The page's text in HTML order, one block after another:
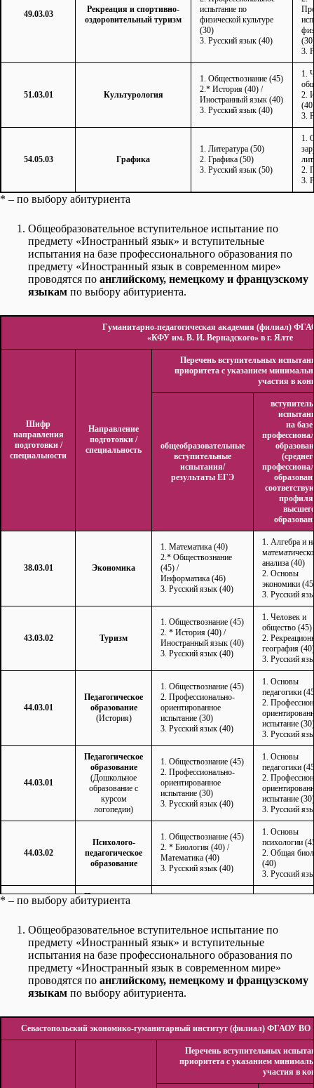
49.03.03
Рекреация и спортивно-
оздоровительный туризм
испытание по
физической культуре
(30)
3. Русский язык (40)
3.
51.03.01 Культурология
1. Обществознание (45)
2.* История (40) /
Иностранный язык (40)
3. Русский язык (40)
1.
2.
3.
54.05.03 Графика
1. Литература (50)
2. Графика (50)
3. Русский язык (50)
1.
2.
3.
* – по выбору абитуриента
Общеобразовательное вступительное испытание по
предмету «Иностранный язык» и вступительные
испытания на базе профессионального образования по
предмету «Иностранный язык в современном мире»
проводятся по английскому, немецкому и французскому
языкам по выбору абитуриента.
Гуманитарно-педагогическая академия (филиал)
«КФУ им. В. И. Вернадского» в г. Ялте
Шифр
направления
подготовки /
специальности
Направление
подготовки /
специальность
Перечень вступительных
приоритета с указанием
участия в
общеобразовательные
вступительные
испытания/
результаты ЕГЭ
на базе
38.03.01 Экономика
1. Математика (40)
2.* Обществознание
(45) /
Информатика (46)
3. Русский язык (40)
1. Алгебра и
анализа (40)
2. Основы
экономики
3. Русский
43.03.02 Туризм
1. Обществознание (45)
2. * История (40) /
Иностранный язык (40)
3. Русский язык (40)
1. Человек и
общество (45)
2.
география (40)
3. Русский
44.03.01
Педагогическое
образование
(История)
1. Обществознание (45)
2. Профессионально-
ориентированное
испытание (30)
3. Русский язык (40)
1. Основы
педагогики
2.
испытание (30)
3. Русский
44.03.01
Педагогическое
образование
(Дошкольное
образование с
курсом
логопедии)
1. Обществознание (45)
2. Профессионально-
ориентированное
испытание (30)
3. Русский язык (40)
1. Основы
педагогики
2.
испытание (30)
3. Русский
44.03.02
Психолого-
педагогическое
образование
1. Обществознание (45)
2. * Биология (40) /
Математика (40)
3. Русский язык (40)
1. Основы
психологии
2. Общая
(40)
3. Русский
44.03.05
Педагогическое
образование с
профилями
(Дошкольное
образование/
Начальное
образование)
2. Профессионально-
испытание (30)
3. Русский язык (40)
2.
испытание (30)
3. Русский
44.03.05
профилями
2. Профессионально-
ориентированное
3. Русский язык (40)
педагогики
2.
испытание (30)
3. Русский
* – по выбору абитуриента
Общеобразовательное вступительное испытание по
предмету «Иностранный язык» и вступительные
испытания на базе профессионального образования по
предмету «Иностранный язык в современном мире»
проводятся по английскому, немецкому и французскому
языкам по выбору абитуриента.
Севастопольский экономико-гуманитарный институт (филиал) ФГАОУ
Перечень вступительных
приоритета с указанием
участия в